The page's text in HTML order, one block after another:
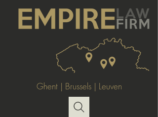
Ghent | Brussels| Leuven